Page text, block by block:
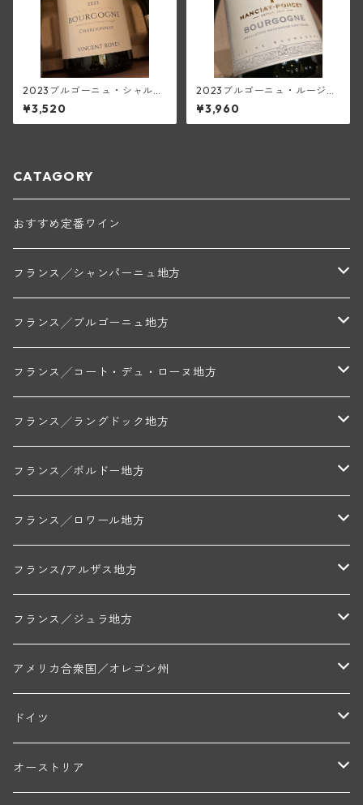
2023ブルゴーニュ・シャルド
ネ(ロワイエ)
¥3,520
2023ブルゴーニュ・ルージュ
(マンシア・ポンセ)
¥3,960
CATAGORY
おすすめ定番ワイン
フランス╱シャンパーニュ地方
モンターニュ・ド・ランス
トリシェ・ディディエ
コート・デ・ブラン
ミッシェル・ジュネ
フランス╱ブルゴーニュ地方
シャブリ地区
プティ・ポンティニィ(シャブリ)
アラン・マティアス(トネロワ)
コート・ド・ニュイ地区
クロード・デュガ(ジュヴレ・シャンベルタン)
セラファン・ペール・エ・フィス(ジュヴレ・シャンベルタン)
エマニュエル・ルジェ(フラジェ・エシェゾー)
ニコラ・ルジェ(フラジェ・エシェゾー)
コート・ド・ボーヌ地区
フランソワーズ・ジャニアール(ペルナン・ヴェルジュレス)
マルキ・ダンジェルヴィル(ヴォルネー)
ドニ・ペール・エ・フィス(ペルナン・ヴェルジュレス)
コート・シャロネーズ地区
ロワイエ(コート・デュ・クーショワ)
A&Pド・ヴィレーヌ(ブーズロン)
マコネ地区
マンシア・ポンセ(シャントレ)
ボージョレ地区
フランク・ジュイヤール(ジュリエナ)
ギイ・ブルトン(モルゴン)
フランス╱コート・デュ・ローヌ地方
北部地区
ジャン・ルイ・シャーヴ(エルミタージュ)
ジャン・ルイ・シャーヴ・セレクション(エルミタージュ)
南部地区
ル・ヴュー・ドンジョン(シャトーヌフ・デュ・パプ)
シャトー・ライヤ(シャトーヌフ・デュ・パプ)
フランス╱ラングドック地方
コトー・デュ・ラングドック地区
ド・ロルチュ(ヴァルフローネ)
ヴァン・ド・ペイ・ド・レロー
ムーラン・ド・ガサック
フランス╱ボルドー地方
アントル・ドゥー・メール地区
シャトー・レストリーユ
メドック地区
シャトー・ル・タンプル
フランス╱ロワール地方
ペイ・ナンテ地区
デ・オー・ペミオン(ムスカデ)
サントル・ニヴェルネ地区
ディディエ・ダグノー(プイィ・フュメ)
レジス・ミネ(プイィ・フュメ)
トゥーレーヌ地区
ド・ラ・ノブレ(シノン)
フランス/アルザス地方
ロリー・ガスマン
フランス／ジュラ地方
アルボワ
ペリカン
アメリカ合衆国／オレゴン州
ウィラメット・ヴァレー
ニコラ・ジェイ
ドイツ
ラインガウ
オーストリア